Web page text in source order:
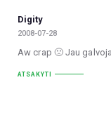
Digity
2008-07-28
Aw crap 🙁 Jau
ATSAKYTI